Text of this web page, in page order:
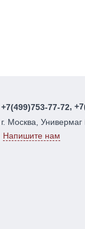
+7(499)753-77-72,
г. Москва,
Напишите нам